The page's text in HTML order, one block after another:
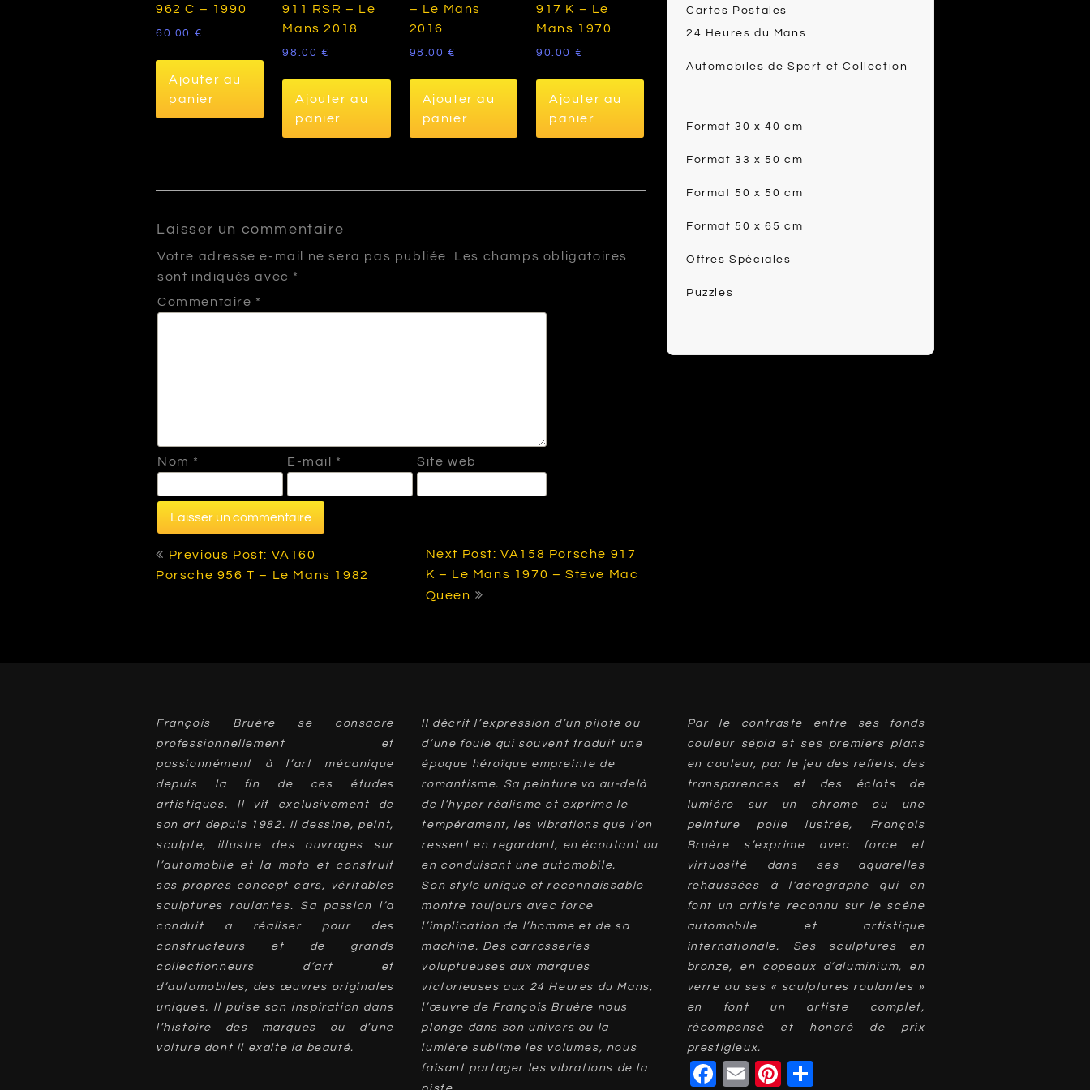
962 C – 1990
60.00 €
Ajouter au
panier
911 RSR – Le
Mans 2018
98.00 €
Ajouter au
panier
– Le Mans
2016
98.00€
Ajouter au
panier
917 K – Le
Mans 1970
90.00 €
Ajouter au
panier
Laisser un commentaire
Votre adresse e-mail ne sera pas publiée.
Les champs obligatoires
sont indiqués avec *
Commentaire *
Nom * E-mail * Site web
Navigation
Previous Post: VA160
Porsche 956 T – Le Mans 1982
Next Post: VA158 Porsche 917
K – Le Mans 1970 – Steve Mac
Queen
Cartes Postales
24 Heures du Mans
Automobiles de Sport et Collection
Format 30 x 40 cm
Format 33 x 50 cm
Format 50 x 50 cm
Format 50 x 65 cm
Offres Spéciales
Puzzles
François Bruère se consacre
professionnellement et
passionnément à l’art mécanique
depuis la fin de ces études
artistiques. Il vit exclusivement de
son art depuis 1982. Il dessine, peint,
sculpte, illustre des ouvrages sur
l’automobile et la moto et construit
ses propres concept cars, véritables
sculptures roulantes. Sa passion l’a
conduit a réaliser pour des
constructeurs et de grands
collectionneurs d’art et
d’automobiles, des œuvres originales
uniques. Il puise son inspiration dans
l’histoire des marques ou d’une
voiture dont il exalte la beauté.
Il décrit l’expression d’un pilote ou
d’une foule qui souvent traduit une
époque héroïque empreinte de
romantisme. Sa peinture va au-delà
de l’hyper réalisme et exprime le
tempérament, les vibrations que l’on
ressent en regardant, en écoutant ou
en conduisant une automobile.
Son style unique et reconnaissable
montre toujours avec force
l’implication de l’homme et de sa
machine. Des carrosseries
voluptueuses aux marques
victorieuses aux 24 Heures du Mans,
l’œuvre de François Bruère nous
plonge dans son univers ou la
lumière sublime les volumes, nous
faisant partager les vibrations de la
Par le contraste entre ses fonds
couleur sépia et ses premiers plans
en couleur, par le jeu des reflets, des
transparences et des éclats de
lumière sur un chrome ou une
peinture polie lustrée, François
Bruère s’exprime avec force et
virtuosité dans ses aquarelles
rehaussées à l’aérographe qui en
font un artiste reconnu sur le scène
automobile et artistique
internationale. Ses sculptures en
bronze, en copeaux d’aluminium, en
verre ou ses « sculptures roulantes »
en font un artiste complet,
récompensé et honoré de prix
prestigieux.
Facebook
EmailPinterest